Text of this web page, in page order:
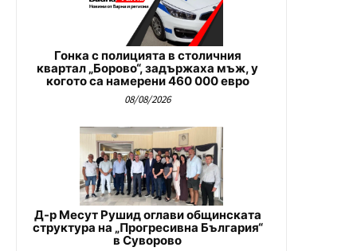
Гонка с полицията в столичния
квартал „Борово“, задържаха мъж, у
когото са намерени 460 000 евро
08/08/2026
Д-р Месут Рушид оглави общинската
структура на „Прогресивна България“
в Суворово